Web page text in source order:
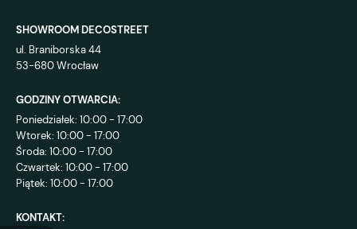
SHOWROOM DECOSTREET
ul. Braniborska 44
53-680 Wrocław
GODZINY OTWARCIA:
Poniedziałek: 10:00 - 17:00
Wtorek: 10:00 - 17:00
Środa: 10:00 - 17:00
Czwartek: 10:00 - 17:00
Piątek: 10:00 - 17:00
KONTAKT: